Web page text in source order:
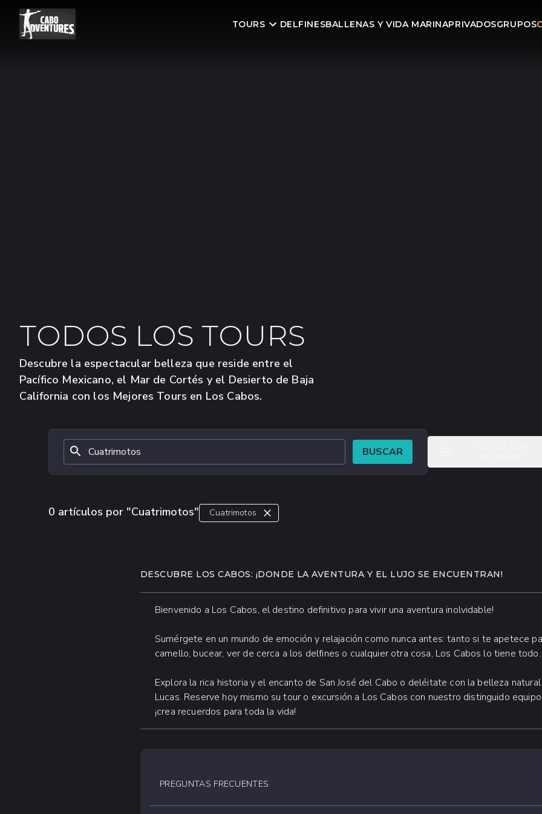
TOURS DELFINESBALLENAS Y VIDA MARINAPRIVADOSGRUPOS
TODOS LOS TOURS
Descubre la espectacular belleza que reside entre el
Pacífico Mexicano, el Mar de Cortés y el Desierto de Baja
California con los Mejores Tours en Los Cabos.
BUSCAR
0 artículos por "Cuatrimotos" Cuatrimotos
DESCUBRE LOS CABOS: ¡DONDE LA AVENTURA Y EL LUJO SE ENCUENTRAN!
Bienvenido a Los Cabos, el destino definitivo para vivir una aventura inolvidable!
Sumérgete en un mundo de emoción y relajación como nunca antes: tanto si te apetece
camello, bucear, ver de cerca a los delfines o cualquier otra cosa, Los Cabos lo tiene todo.
Explora la rica historia y el encanto de San José del Cabo o deléitate con la belleza
Lucas. Reserve hoy mismo su tour o excursión a Los Cabos con nuestro distinguido
¡crea recuerdos para toda la vida!
PREGUNTAS FRECUENTES